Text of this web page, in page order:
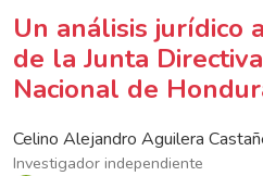
Un análisis jurídico
de la Junta
Nacional de
Celino Alejandro Aguilera
Investigador independiente